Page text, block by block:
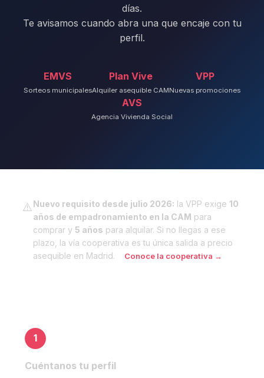
días.
Te avisamos cuando abra una que encaje con tu
perfil.
EMVS
Sorteos municipales
Plan Vive
Alquiler asequible CAM
VPP
Nuevas promociones
AVS
Agencia Vivienda Social
⚠️Nuevo requisito desde julio 2026: la VPP exige 10
años de empadronamiento en la CAM para
comprar y 5 años para alquilar. Si no llegas a ese
plazo, la vía cooperativa es tu única salida a precio
asequible en Madrid.
Conoce la cooperativa →
1
Cuéntanos tu perfil